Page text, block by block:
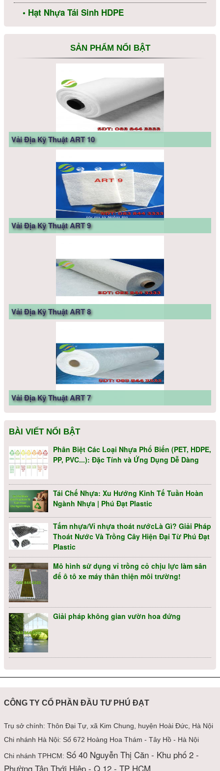
• Hạt Nhựa Tái Sinh HDPE
SẢN PHẨM NỔI BẬT
Vải Địa Kỹ Thuật ART 11
Vải Địa Kỹ Thuật ART 10
Vải Địa Kỹ Thuật ART 9
Vải Địa Kỹ Thuật ART 8
Vải Địa Kỹ Thuật ART 7
Vải Địa Kỹ Thuật Dệt
Vỉ Nhựa Thoát Sàn Phú Đạt Plastic
Vải Địa Kỹ Thuật ART 12
Vải Địa Kỹ Thuật ART 11
BÀI VIẾT NỔI BẬT
Phân Biệt Các Loại Nhựa Phổ Biến (PET, HDPE,
PP, PVC...): Đặc Tính và Ứng Dụng Dễ Dàng
Tái Chế Nhựa: Xu Hướng Kinh Tế Tuần Hoàn
Ngành Nhựa | Phú Đạt Plastic
Tấm nhựa/Vỉ nhựa thoát nướcLà Gì? Giải Pháp
Thoát Nước Và Trồng Cây Hiện Đại Từ Phú Đạt
Plastic
Mô hình sử dụng vỉ trồng cỏ chịu lực làm sân
để ô tô xe máy thân thiện môi trường!
Giải pháp không gian vườn hoa đứng
CÔNG TY CỔ PHẦN ĐẦU TƯ PHÚ ĐẠT
Trụ sở chính: Thôn Đại Tự, xã Kim Chung, huyện Hoài Đức, Hà Nội
Chi nhánh Hà Nội: Số 672 Hoàng Hoa Thám - Tây Hồ - Hà Nội
Chi nhánh TPHCM: Số 40 Nguyễn Thị Căn - Khu phố 2 -
Phường Tân Thới Hiệp - Q 12 - TP HCM